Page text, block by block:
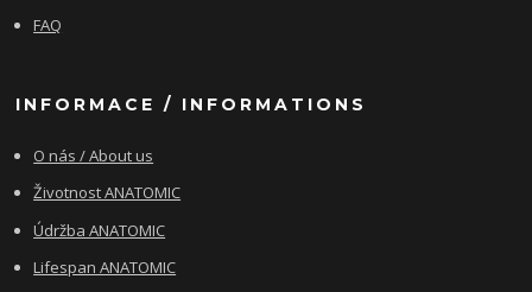
FAQ
INFORMACE / INFORMATIONS
O nás / About us
Životnost ANATOMIC
Údržba ANATOMIC
Lifespan ANATOMIC